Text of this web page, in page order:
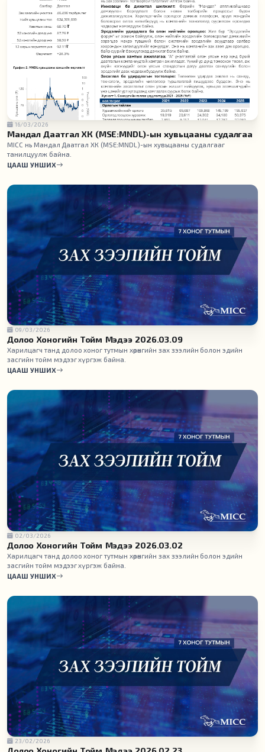
16/03/2026
Мандал Даатгал ХК (MSE:MNDL)-ын хувьцааны судалгаа
MICC нь Мандал Даатгал ХК (MSE:MNDL)-ын хувьцааны судалгааг
танилцуулж байна.
ЦААШ УНШИХ
09/03/2026
Долоо Хоногийн Тойм Мэдээ 2026.03.09
Харилцагч танд долоо хоног тутмын хөрөнгийн зах зээлийн болон эдийн
засгийн тойм мэдээг хүргэж байна.
ЦААШ УНШИХ
02/03/2026
Долоо Хоногийн Тойм Мэдээ 2026.03.02
Харилцагч танд долоо хоног тутмын хөрөнгийн зах зээлийн болон эдийн
засгийн тойм мэдээг хүргэж байна.
ЦААШ УНШИХ
23/02/2026